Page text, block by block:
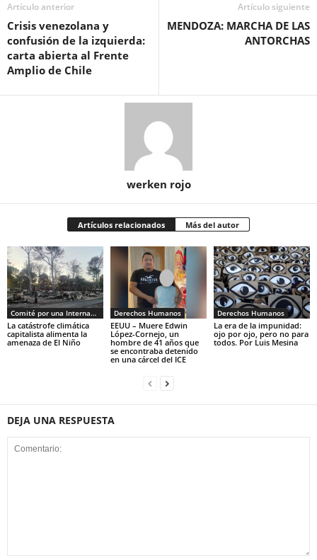
Artículo anterior
Crisis venezolana y
confusión de la izquierda:
carta abierta al Frente
Amplio de Chile
Artículo siguiente
MENDOZA: MARCHA DE LAS
ANTORCHAS
werken rojo
Artículos relacionados Más del autor
Comité por una Internacional de los Trabajadores - CIT
La catástrofe climática
capitalista alimenta la
amenaza de El Niño
Derechos Humanos
EEUU – Muere Edwin
López-Cornejo, un
hombre de 41 años que
se encontraba detenido
en una cárcel del ICE
Derechos Humanos
La era de la impunidad:
ojo por ojo, pero no para
todos. Por Luis Mesina
DEJA UNA RESPUESTA